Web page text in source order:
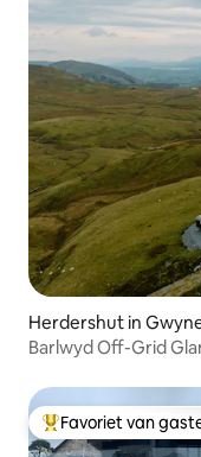
Herdershut in
Barlwyd Off-Grid
Topfavoriet van
Favoriet van